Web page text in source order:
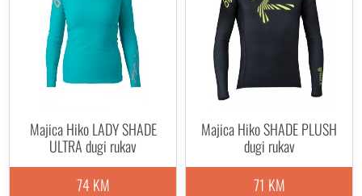
Majica Hiko LADY SHADE
ULTRA dugi rukav
74 KM
Majica Hiko SHADE PLUSH
dugi rukav
71 KM